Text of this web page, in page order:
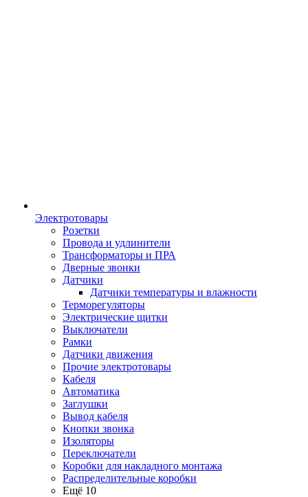
Электротовары
Розетки
Провода и удлинители
Трансформаторы и ПРА
Дверные звонки
Датчики
Датчики температуры и влажности
Терморегуляторы
Электрические щитки
Выключатели
Рамки
Датчики движения
Прочие электротовары
Кабеля
Автоматика
Заглушки
Вывод кабеля
Кнопки звонка
Изоляторы
Переключатели
Коробки для накладного монтажа
Распределительные коробки
Ещё 10